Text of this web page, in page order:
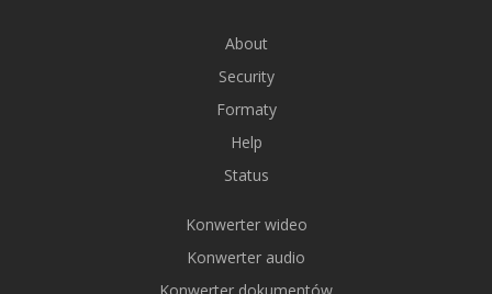
About
Security
Formaty
Help
Status
Konwerter wideo
Konwerter audio